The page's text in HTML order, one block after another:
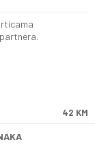
42 KM